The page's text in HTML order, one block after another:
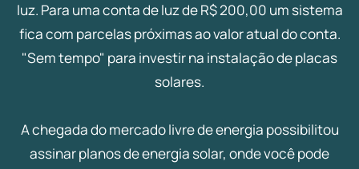
luz. Para uma conta de luz de R$ 200,00 um sistema
fica com parcelas próximas ao valor atual do conta.
"Sem tempo" para investir na instalação de placas
solares.
A chegada do mercado livre de energia possibilitou
assinar planos de energia solar, onde você pode